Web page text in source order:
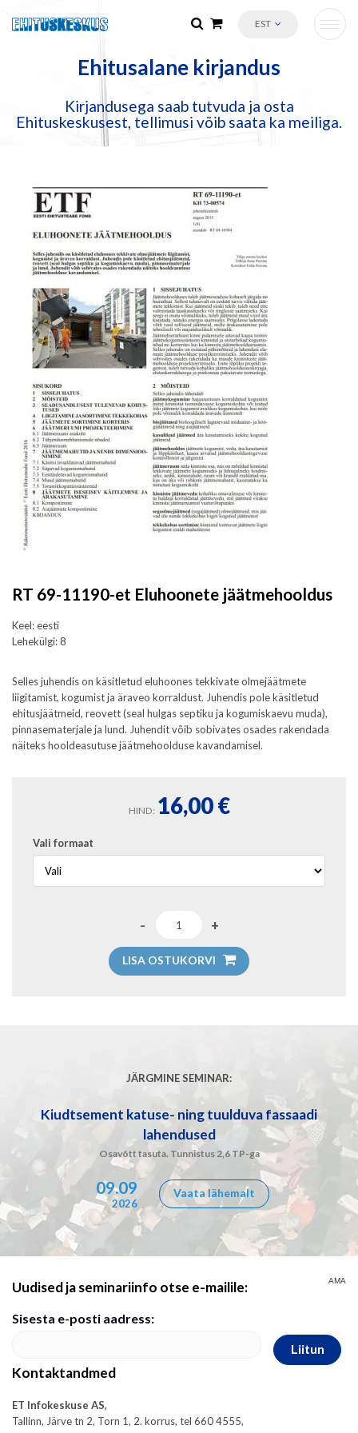
EST
Ehitusalane kirjandus
Kirjandusega saab tutvuda ja osta
Ehituskeskusest, tellimusi võib saata ka meiliga.
RT 69-11190-et Eluhoonete jäätmehooldus
Keel: eesti
Lehekülgi: 8
Selles juhendis on käsitletud eluhoones tekkivate olmejäätmete
liigitamist, kogumist ja äraveo korraldust. Juhendis pole käsitletud
ehitusjäätmeid, reovett (seal hulgas septiku ja kogumiskaevu muda),
pinnasematerjale ja lund. Juhendit võib sobivates osades rakendada
näiteks hooldeasutuse jäätmehoolduse kavandamisel.
HIND: 16,00€
Vali formaat
LISA OSTUKORVI
JÄRGMINE SEMINAR:
Kiudtsement katuse- ning tuulduva fassaadi
lahendused
Osavõtt tasuta. Tunnistus 2,6 TP-ga
09.09
2026
Vaata lähemalt
Uudised ja seminariinfo otse e-mailile:
Sisesta e-posti aadress:
Liitun
Kontaktandmed
ET Infokeskuse AS,
Tallinn, Järve tn 2, Torn 1, 2. korrus, tel 660 4555,
AMA